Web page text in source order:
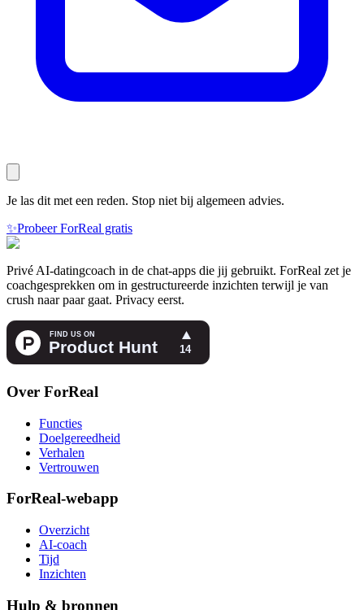
Je las dit met een reden. Stop niet bij algemeen advies.
✨Probeer ForReal gratis
Privé AI-datingcoach in de chat-apps die jij gebruikt. ForReal zet je
coachgesprekken om in gestructureerde inzichten terwijl je van
crush naar paar gaat. Privacy eerst.
Over ForReal
Functies
Doelgereedheid
Verhalen
Vertrouwen
ForReal-webapp
Overzicht
AI-coach
Tijd
Inzichten
Hulp & bronnen